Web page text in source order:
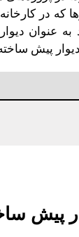
که در
عنوان
دیوار پیش
پیش